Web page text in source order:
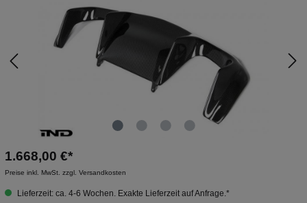
1.668,00 €*
Preise inkl. MwSt. zzgl. Versandkosten
Lieferzeit: ca. 4-6 Wochen. Exakte Lieferzeit auf Anfrage.*